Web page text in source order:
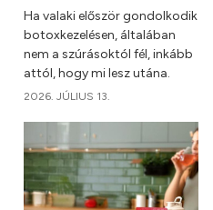
Ha valaki először gondolkodik
botoxkezelésen, általában
nem a szúrásoktól fél, inkább
attól, hogy mi lesz utána.
2026. JÚLIUS 13.